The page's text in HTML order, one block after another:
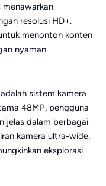
menawarkan
resolusi HD+.
menonton konten
nyaman.
sistem kamera
48MP, pengguna
jelas dalam berbagai
kamera ultra-wide,
eksplorasi